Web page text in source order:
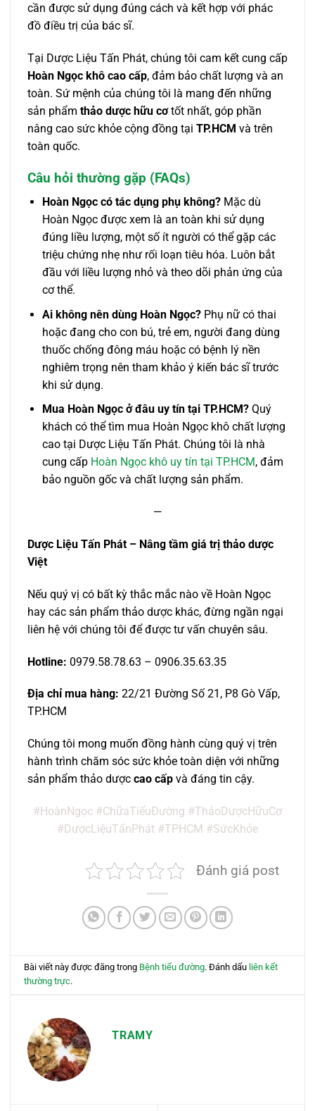
cần được sử dụng đúng cách và kết hợp với phác
đồ điều trị của bác sĩ.
Tại Dược Liệu Tấn Phát, chúng tôi cam kết cung cấp
Hoàn Ngọc khô cao cấp, đảm bảo chất lượng và an
toàn. Sứ mệnh của chúng tôi là mang đến những
sản phẩm thảo dược hữu cơtốt nhất, góp phần
nâng cao sức khỏe cộng đồng tại TP.HCM và trên
toàn quốc.
Câu hỏi thường gặp (FAQs)
Hoàn Ngọc có tác dụng phụ không?Mặc dù
Hoàn Ngọc được xem là an toàn khi sử dụng
đúng liều lượng, một số ít người có thể gặp các
triệu chứng nhẹ như rối loạn tiêu hóa. Luôn bắt
đầu với liều lượng nhỏ và theo dõi phản ứng của
cơ thể.
Ai không nên dùng Hoàn Ngọc?Phụ nữ có thai
hoặc đang cho con bú, trẻ em, người đang dùng
thuốc chống đông máu hoặc có bệnh lý nền
nghiêm trọng nên tham khảo ý kiến bác sĩ trước
khi sử dụng.
Mua Hoàn Ngọc ở đâu uy tín tại TP.HCM?Quý
khách có thể tìm mua Hoàn Ngọc khô chất lượng
cao tại Dược Liệu Tấn Phát. Chúng tôi là nhà
cung cấp Hoàn Ngọc khô uy tín tại TP.HCM, đảm
bảo nguồn gốc và chất lượng sản phẩm.
—
Dược Liệu Tấn Phát – Nâng tầm giá trị thảo dược
Việt
Nếu quý vị có bất kỳ thắc mắc nào về Hoàn Ngọc
hay các sản phẩm thảo dược khác, đừng ngần ngại
liên hệ với chúng tôi để được tư vấn chuyên sâu.
Hotline: 0979.58.78.63 – 0906.35.63.35
Địa chỉ mua hàng: 22/21 Đường Số 21, P8 Gò Vấp,
TP.HCM
Chúng tôi mong muốn đồng hành cùng quý vị trên
hành trình chăm sóc sức khỏe toàn diện với những
sản phẩm thảo dược cao cấp và đáng tin cậy.
#HoànNgọc #ChữaTiểuĐường #ThảoDượcHữuCơ
#DượcLiệuTấnPhát #TPHCM #SứcKhỏe
Đánh giá post
Bài viết này được đăng trong Bệnh tiểu đường. Đánh dấu liên kết
thường trực.
TRAMY